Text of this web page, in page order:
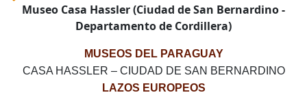
Museo Casa Hassler (Ciudad de San Bernardino -
Departamento de Cordillera)
MUSEOS DEL PARAGUAY
CASA HASSLER – CIUDAD DE SAN BERNARDINO
LAZOS EUROPEOS